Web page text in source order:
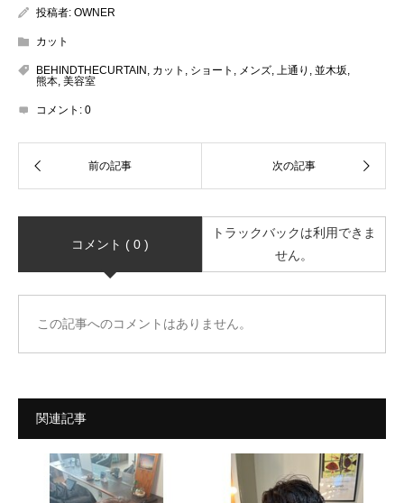
投稿者: OWNER
カット
BEHINDTHECURTAIN , カット , ショート , メンズ, 上通り , 並木坂,
熊本, 美容室
コメント: 0
コメント ( 0 )
トラックバックは利用できま
せん。
この記事へのコメントはありません。
関連記事